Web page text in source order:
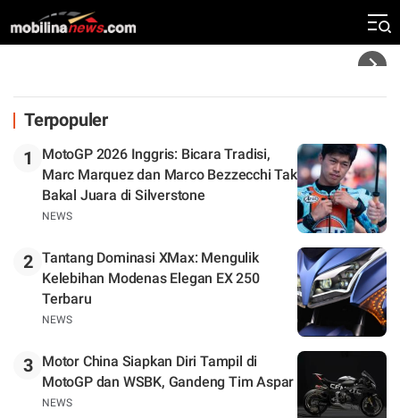
Silverstone. Seri Selanjutnya Belum Jelas
Terpopuler
1
MotoGP 2026 Inggris: Bicara Tradisi,
Marc Marquez dan Marco Bezzecchi Tak
Bakal Juara di Silverstone
NEWS
2 Tantang Dominasi XMax: Mengulik
Kelebihan Modenas Elegan EX 250
Terbaru
NEWS
3
Motor China Siapkan Diri Tampil di
MotoGP dan WSBK, Gandeng Tim Aspar
NEWS